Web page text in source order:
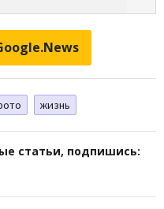
жизнь
статьи, подпишись: